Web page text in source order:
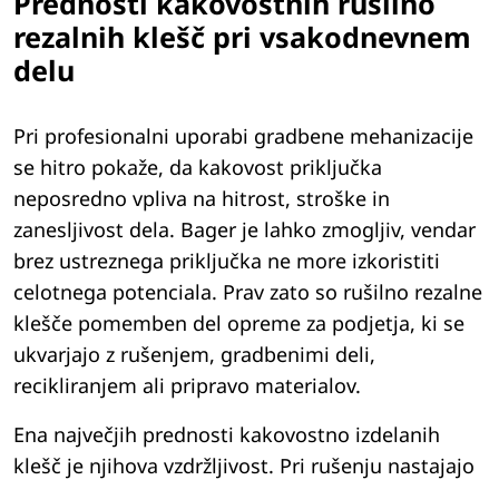
rezalnih klešč pri vsakodnevnem
delu
Pri profesionalni uporabi gradbene mehanizacije
se hitro pokaže, da kakovost priključka
neposredno vpliva na hitrost, stroške in
zanesljivost dela. Bager je lahko zmogljiv, vendar
brez ustreznega priključka ne more izkoristiti
celotnega potenciala. Prav zato so rušilno rezalne
klešče pomemben del opreme za podjetja, ki se
ukvarjajo z rušenjem, gradbenimi deli,
recikliranjem ali pripravo materialov.
Ena največjih prednosti kakovostno izdelanih
klešč je njihova vzdržljivost. Pri rušenju nastajajo